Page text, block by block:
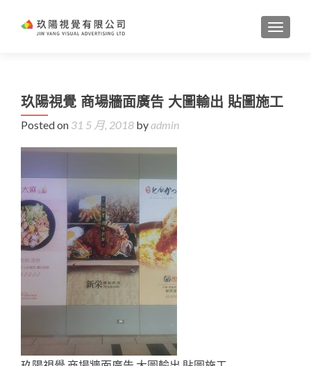
玖陽視覺 商場牆面廣告 大圖輸出 貼圖施工
Posted on 31 5 月, 2018 byadmin